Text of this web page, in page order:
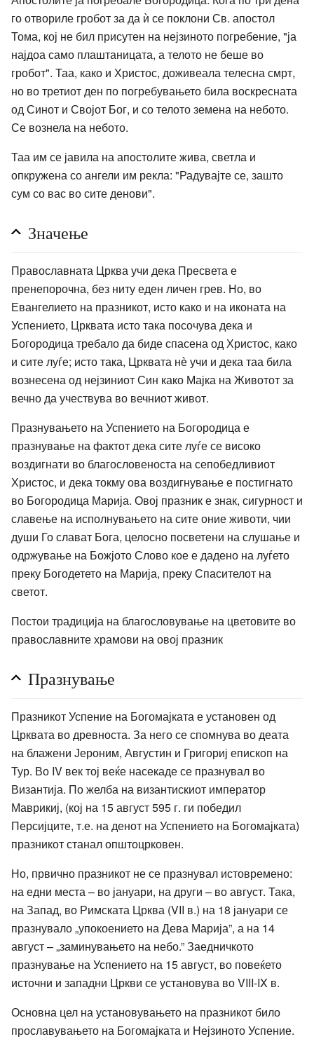
го отвориле гробот за да ѝ се поклони Св. апостол
Тома, кој не бил присутен на нејзиното погребение, "ја
најдоа само плаштаницата, а телото не беше во
гробот". Таа, како и Христос, доживеала телесна смрт,
но во третиот ден по погребувањето била воскресната
од Синот и Својот Бог, и со телото земена на небото.
Се вознела на небото.
Таа им се јавила на апостолите жива, светла и
опкружена со ангели им рекла: "Радувајте се, зашто
сум со вас во сите денови".
Значење
Православната Црква учи дека Пресвета е
пренепорочна, без ниту еден личен грев. Но, во
Евангелието на празникот, исто како и на иконата на
Успението, Црквата исто така посочува дека и
Богородица требало да биде спасена од Христос, како
и сите луѓе; исто така, Црквата нѐ учи и дека таа била
вознесена од нејзиниот Син како Мајка на Животот за
вечно да учествува во вечниот живот.
Празнувањето на Успението на Богородица е
празнување на фактот дека сите луѓе се високо
воздигнати во благословеноста на сепобедливиот
Христос, и дека токму ова воздигнување е постигнато
во Богородица Марија. Овој празник е знак, сигурност и
славење на исполнувањето на сите оние животи, чии
души Го слават Бога, целосно посветени на слушање и
одржување на Божјото Слово кое е дадено на луѓето
преку Богодетето на Марија, преку Спасителот на
светот.
Постои традиција на благословување на цветовите во
православните храмови на овој празник
Празнување
Празникот Успение на Богомајката е установен од
Црквата во древноста. За него се спомнува во деата
на блажени Јероним, Августин и Григориј епископ на
Тур. Во IV век тој веќе насекаде се празнувал во
Византија. По желба на византискиот император
Маврикиј, (кој на 15 август 595 г. ги победил
Персијците, т.е. на денот на Успението на Богомајката)
празникот станал општоцрковен.
Но, првично празникот не се празнувал истовремено:
на едни места – во јануари, на други – во август. Така,
на Запад, во Римската Црква (VII в.) на 18 јануари се
празнувало „упокоението на Дева Марија”, а на 14
август – „заминувањето на небо.” Заедничкото
празнување на Успението на 15 август, во повеќето
источни и западни Цркви се установува во VIII-IX в.
Основна цел на установувањето на празникот било
прославувањето на Богомајката и Нејзиното Успение.